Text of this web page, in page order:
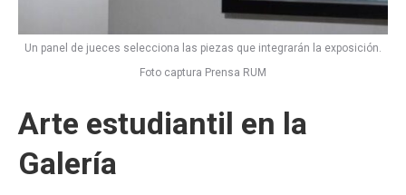
Un panel de jueces selecciona las piezas que integrarán la exposición.
Foto captura Prensa RUM
Arte estudiantil en la
Galería